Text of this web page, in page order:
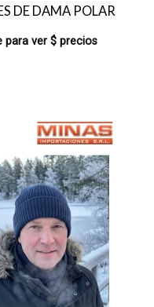
DE DAMA POLAR
para ver $ precios